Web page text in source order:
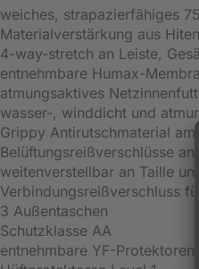
weiches, strapazierfähiges
Materialverstärkung aus
4-way-stretch an Leiste,
entnehmbare Humax-
atmungsaktives
wasser-, winddicht und
Grippy Antirutschmaterial am
Belüftungsreißverschlüsse
weitenverstellbar an Taille
Verbindungsreißverschluss
3 Außentaschen
Schutzklasse AA
entnehmbare YF-